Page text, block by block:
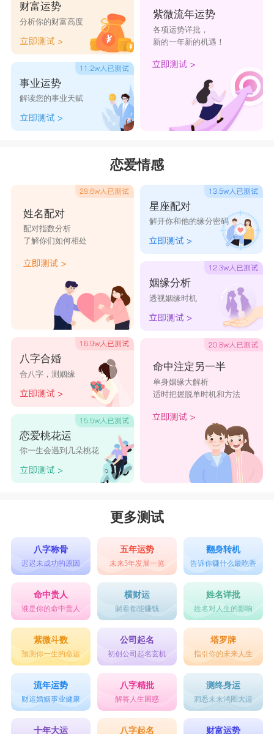
不过天秤和射手在交流时产生一些障碍，因为
天秤表达比较委婉，而射手的人太过直爽，但是他
们会去平衡自身的某些特质，一直磨合到能够和睦
相处。射手座能为给另一半分担，再加上射手座也
是非常聪明的，在射手座的努力下，天秤座也会越
天秤座的人会被射手开朗的性格和丰富的知识
所吸引，而天秤座在射手座眼里也是很受欢迎的，
两个星座都很迷人，所以不可避免地会有竞争对
手。但是对他们来说往往能够很好的解决这些追求
者，两个人可以一起面对未来的挑战，大多数人对
天秤座和射手座的看待并不乐观，可是对他们来
说，所有的麻烦都不再是麻烦。
一旦坠入爱河，心理就包含了许多美好的东
西，这样的情况比一种冷漠、一种激情要好。开朗
的性格是如此的有益，天秤和射手座遇到什么事情
都微笑面对，在这份感情中他们都感受到更多的关
爱，很多人都是没有办法抵抗的，这种相处模式令
大家都很适应。
天秤座会很欣赏射手座这种合群的性格，对待
爱情的态度不那么固执，在面对爱情的时候难免会
自私，但是射手座能够体谅天秤座的自私。在感情
中所有矛盾的问题都来自于对方的情感态度，在这
方面天秤和射手座做得很好，他们对对方的态度都
很好。
在感情中两个人粘得太紧，会令对方感到不舒
服，甚至会觉得不自由。但这种事情不会发生在天
秤座和射手之间，因为他们两的想法不谋而合，都
财富运势
分析你的财富高度
事业运势
解读您的事业天赋
紫微流年运势
各项运势详批，
新的一年新的机遇！
恋爱情感
姓名配对
配对指数分析
了解你们如何相处
八字合婚
合八字，测姻缘
恋爱桃花运
你一生会遇到几朵桃花
星座配对
解开你和他的缘分密码
姻缘分析
透视姻缘时机
命中注定另一半
单身姻缘大解析
适时把握脱单时机和方法
更多测试
八字称骨
迟迟未成功的原因
五年运势
未来5年发展一览
翻身转机
告诉你赚什么最吃香
命中贵人
谁是你的命中贵人
横财运
躺着都能赚钱
姓名详批
姓名对人生的影响
紫微斗数
预测你一生的命运
公司起名
初创公司起名玄机
塔罗牌
指引你的未来人生
流年运势
财运婚姻事业健康
八字精批
解答人生困惑
测终身运
洞悉未来鸿图大运
十年大运 八字起名 财富运势